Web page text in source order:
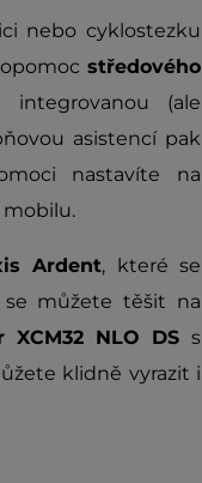
nebo cyklostezku
středového
(ale
asistencí pak
nastavíte na
Ardent, které se
se můžete těšit na
XCM32 NLO DS s
klidně vyrazit i